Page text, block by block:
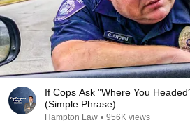
If Cops Ask "Where You
(Simple Phrase)
Hampton Law • 956K views